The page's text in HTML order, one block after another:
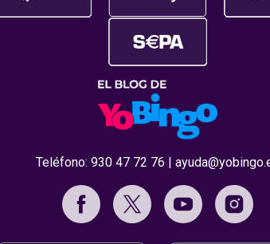
Teléfono: 930 47 72 76 |